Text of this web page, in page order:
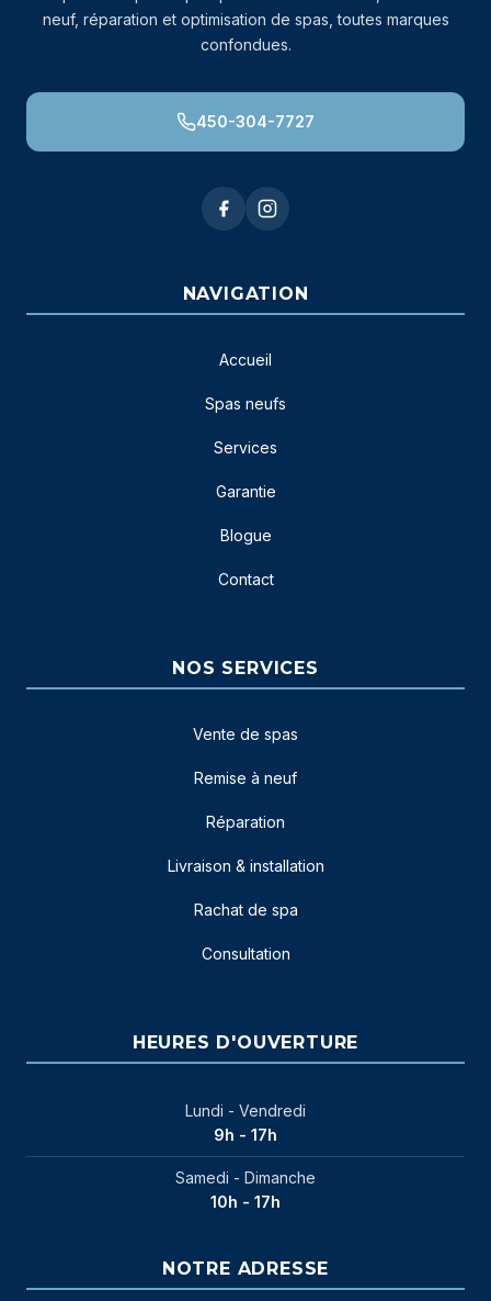
neuf, réparation et optimisation de spas, toutes marques
confondues.
450-304-7727
NAVIGATION
Accueil
Spas neufs
Services
Garantie
Blogue
Contact
NOS SERVICES
Vente de spas
Remise à neuf
Réparation
Livraison & installation
Rachat de spa
Consultation
HEURES D'OUVERTURE
Lundi - Vendredi
9h - 17h
Samedi - Dimanche
10h - 17h
NOTRE ADRESSE